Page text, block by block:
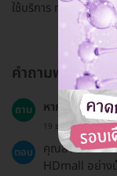
ใช้บริการ mask รักษ
คำถามพบบ่อย
ถาม หากต้องการเ
19 ธ.ค. 2024
ตอบ
คุณสามารถเลื่
HDmall อย่าง